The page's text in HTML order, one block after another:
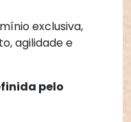
exclusiva,
agilidade e
pelo